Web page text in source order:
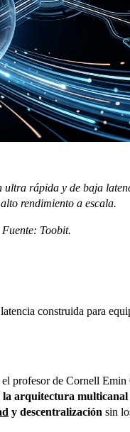
rápida y de baja
rendimiento a escala.
Fuente: Toobit.
construida para
profesor de Cornell
arquitectura multicanal
y descentralización sin